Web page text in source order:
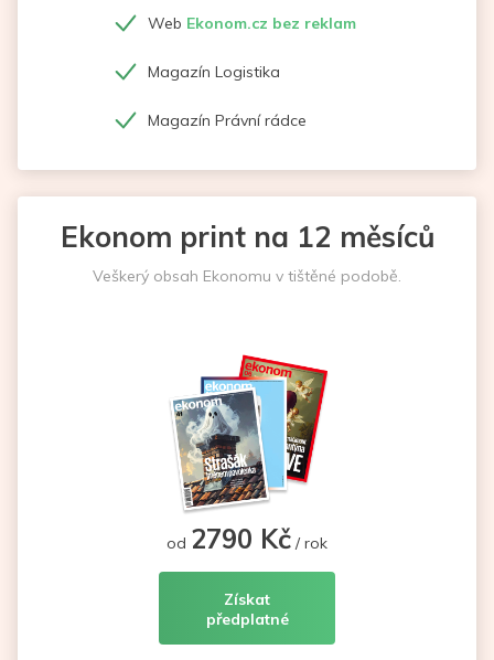
Web Ekonom.cz bez reklam
Magazín Logistika
Magazín Právní rádce
Ekonom print na 12 měsíců
Veškerý obsah Ekonomu v tištěné podobě.
od 2790 Kč / rok
Získat
předplatné